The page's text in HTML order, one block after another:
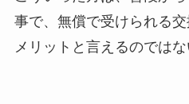
事で、無償で受けられる
メリットと言えるのではな